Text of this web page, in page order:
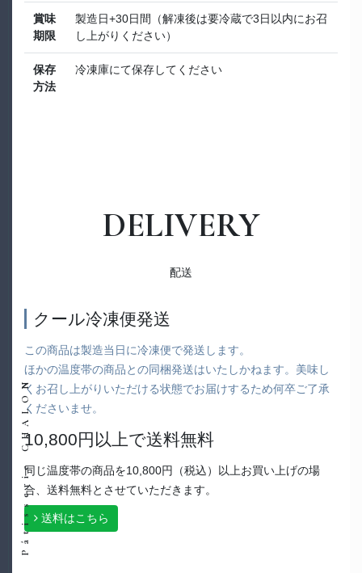
賞味
期限
製造日+30日間（解凍後は要冷蔵で3日以内にお召
し上がりください）
保存
方法
冷凍庫にて保存してください
DELIVERY
配送
クール冷凍便発送
この商品は製造当日に冷凍便で発送します。
ほかの温度帯の商品との同梱発送はいたしかねます。美味し
くお召し上がりいただける状態でお届けするため何卒ご了承
くださいませ。
10,800円以上で送料無料
同じ温度帯の商品を10,800円（税込）以上お買い上げの場
合、送料無料とさせていただきます。
送料はこちら